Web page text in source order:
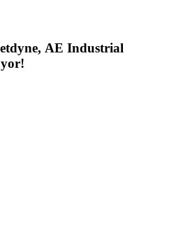
AE Industrial